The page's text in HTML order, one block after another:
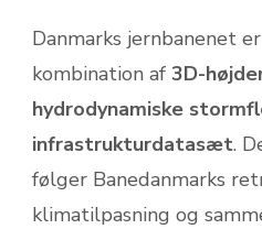
Danmarks jernbanenet
kombination af 3D-
hydrodynamiske
infrastrukturdatasæt.
følger Banedanmarks
klimatilpasning og